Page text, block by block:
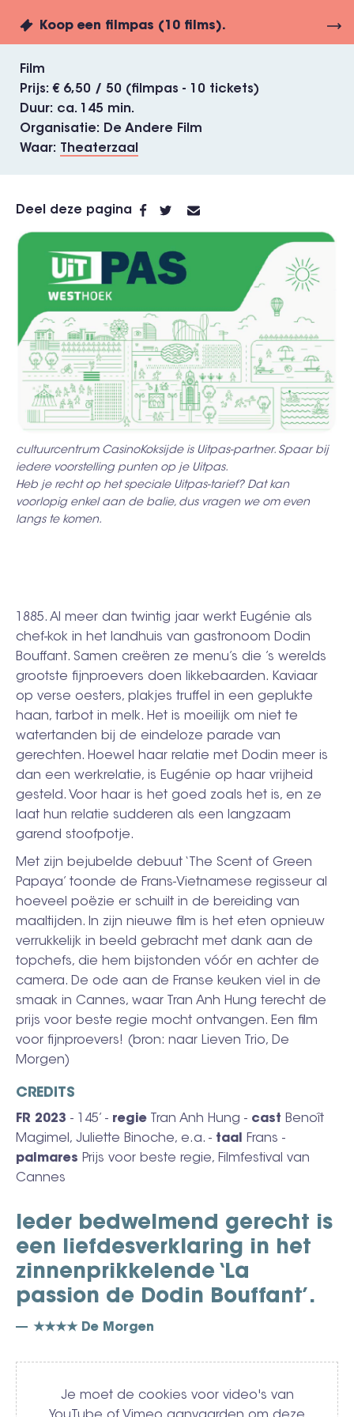
Koop een filmpas (10 films).
Film
Prijs
€ 6,50 / 50 (filmpas - 10 tickets)
Duur
ca. 145 min.
Organisatie
De Andere Film
Waar
Theaterzaal
Deel deze pagina
cultuurcentrum CasinoKoksijde is Uitpas-partner. Spaar bij
iedere voorstelling punten op je Uitpas.
Heb je recht op het speciale Uitpas-tarief? Dat kan
voorlopig enkel aan de balie, dus vragen we om even
langs te komen.
1885. Al meer dan twintig jaar werkt Eugénie als
chef-kok in het landhuis van gastronoom ­Dodin
Bouffant. Samen creëren ze menu’s die ’s werelds
grootste fijnproevers doen likkebaarden. Kaviaar
op verse oesters, plakjes truffel in een geplukte
haan, ­tarbot in melk. Het is moeilijk om niet te
watertanden bij de eindeloze parade van
gerechten. Hoewel haar relatie met Dodin meer is
dan een werkrelatie, is Eugénie op haar vrijheid
gesteld. Voor haar is het goed zoals het is, en ze
laat hun relatie sudderen als een langzaam
garend stoofpotje.
Met zijn bejubelde debuut ‘The Scent of Green
Papaya’ toonde de Frans-Vietnamese regisseur al
hoeveel poëzie er schuilt in de bereiding van
maaltijden. In zijn nieuwe film is het eten opnieuw
verrukkelijk in beeld gebracht met dank aan de
topchefs, die hem bijstonden vóór en achter de
camera. De ode aan de Franse keuken viel in de
smaak in Cannes, waar Tran Anh Hung terecht de
prijs voor beste regie mocht ontvangen. Een film
voor fijnproevers! (bron: naar Lieven Trio, De
Morgen)
CREDITS
FR 2023 - 145’ - regie Tran Anh Hung - cast Benoît
Magimel, Juliette Binoche, e.a. - taal
Frans -
palmares Prijs voor beste regie, Filmfestival van
Cannes
Ieder bedwelmend gerecht is
een liefdesverklaring in het
zinnenprikkelende ‘La
passion de Dodin Bouffant’.
★★★★ De Morgen
Video
Je moet de cookies voor video's van